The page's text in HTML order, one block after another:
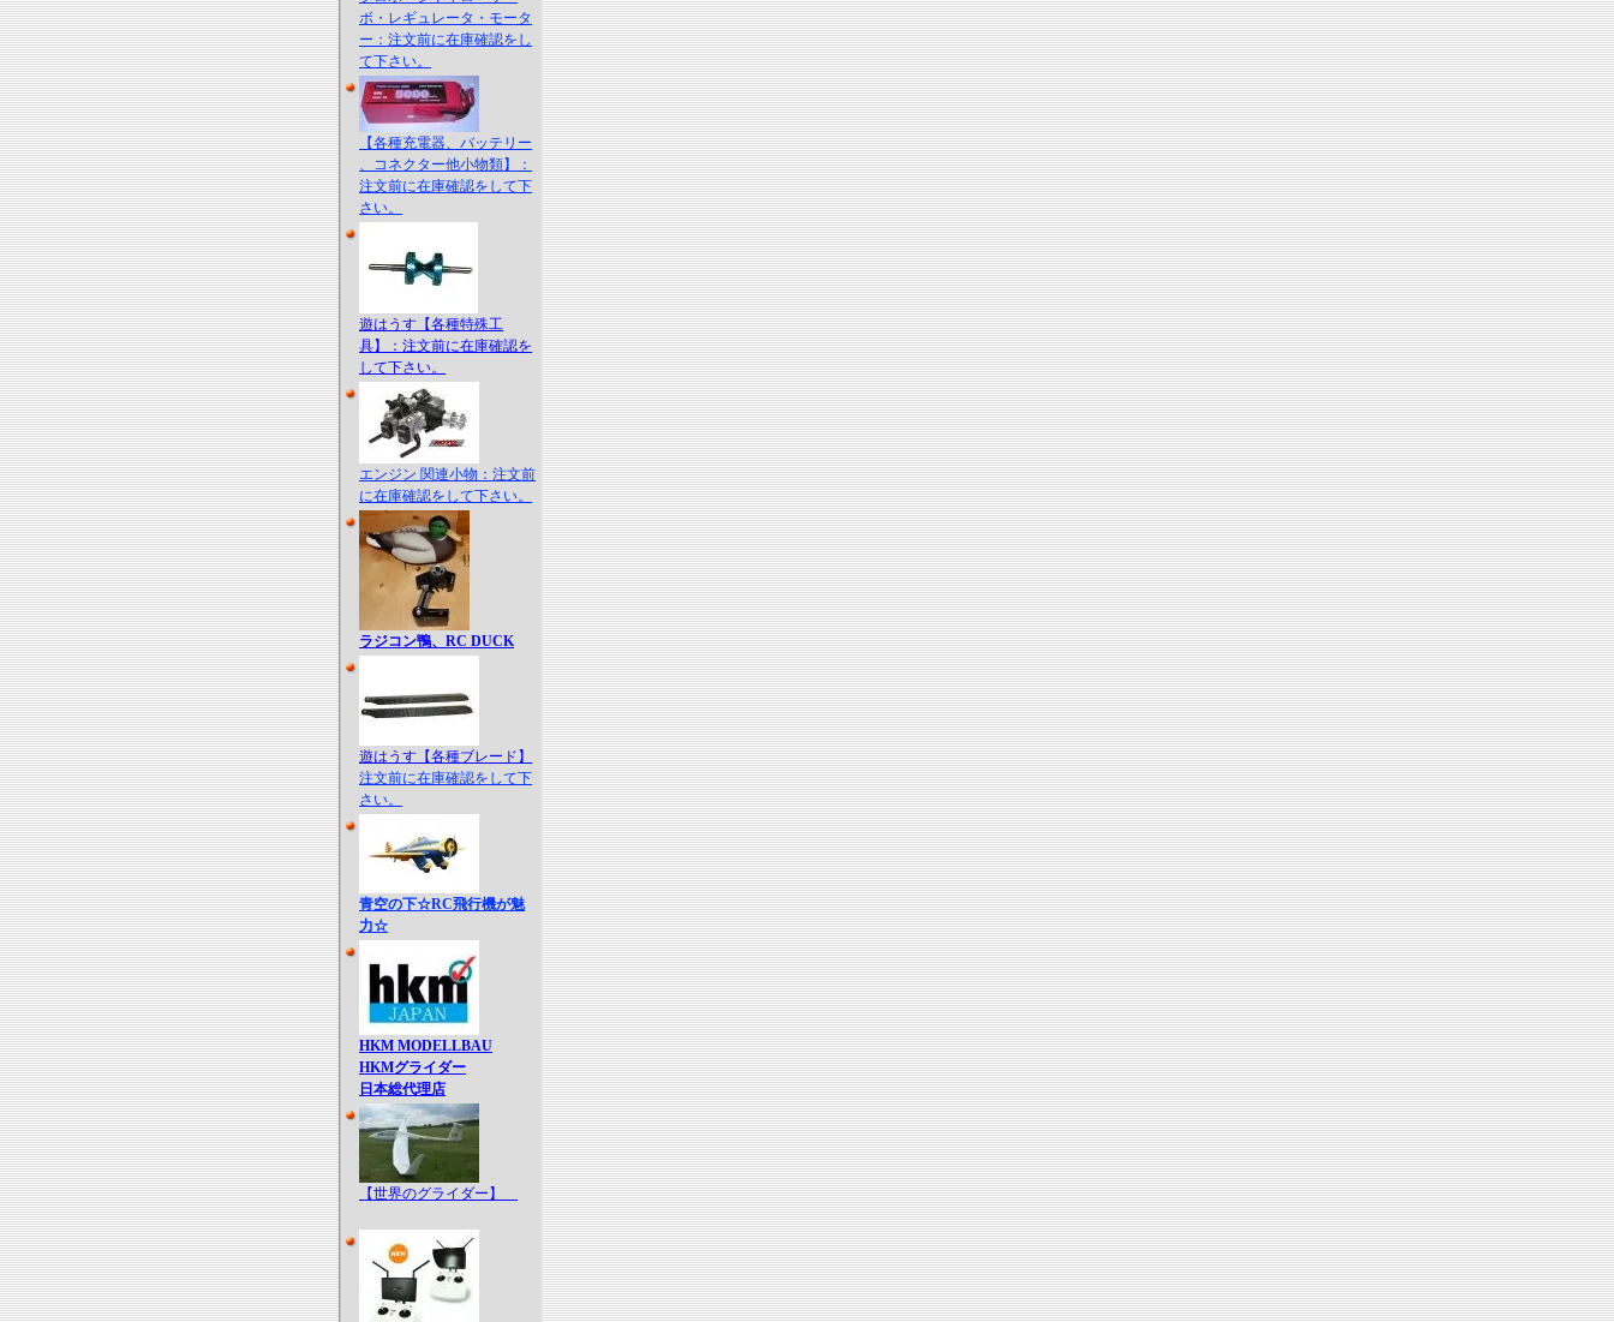
ボ・レギュレータ・モータ
ー：注文前に在庫確認をし
て下さい。
【各種充電器、バッテリー
、コネクター他小物類】：
注文前に在庫確認をして下
さい。
遊はうす【各種特殊工
具】：注文前に在庫確認を
して下さい。
エンジン 関連小物：注文前
に在庫確認をして下さい。
ラジコン鴨、RC DUCK
遊はうす【各種ブレード】
注文前に在庫確認をして下
さい。
青空の下☆RC飛行機が魅
力☆
HKM MODELLBAU
HKMグライダー
日本総代理店
【世界のグライダー】